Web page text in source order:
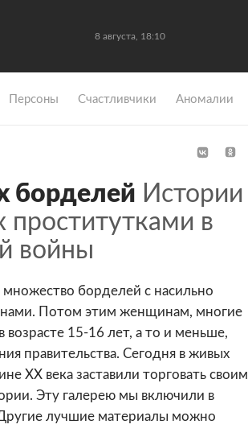
8 августа, 18:10
Персоны Счастливчики Аномалии
борделей Истории
в
войны
борделей с насильно
Потом этим женщинам, многие
15-16 лет, а то и меньше,
правительства. Сегодня в живых
XX века заставили торговать своим
Эту галерею мы включили в
лучшие материалы можно